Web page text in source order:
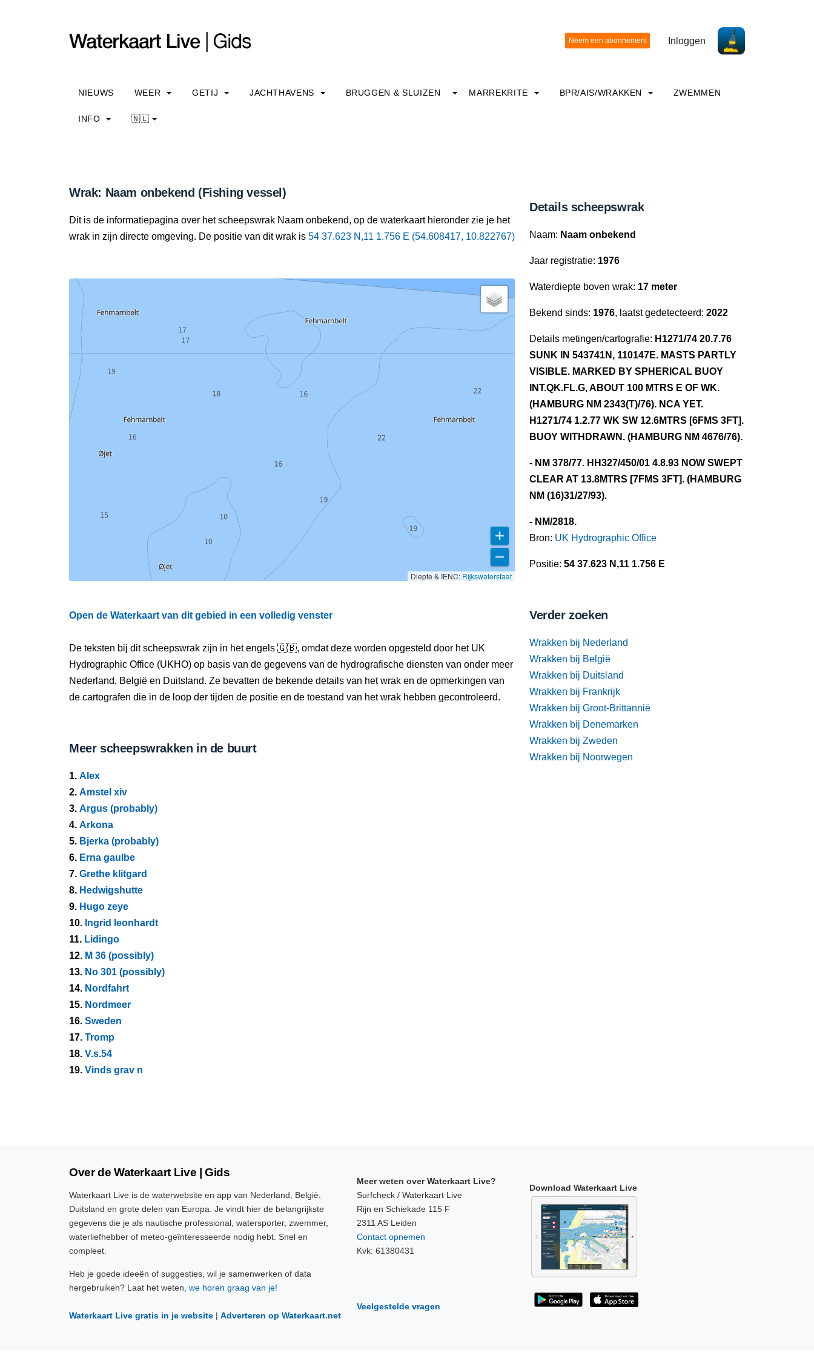
Inloggen
NIEUWS WEER GETIJ JACHTHAVENS BRUGGEN & SLUIZEN MARREKRITE BPR/AIS/WRAKKEN ZWEMMEN
INFO 🇳🇱
Wrak: Naam onbekend (Fishing vessel)
Dit is de informatiepagina over het scheepswrak Naam onbekend, op de waterkaart hieronder zie je het
wrak in zijn directe omgeving. De positie van dit wrak is 54 37.623 N,11 1.756 E (54.608417, 10.822767)
Diepte & IENC: Rijkswaterstaat
Open de Waterkaart van dit gebied in een volledig venster
De teksten bij dit scheepswrak zijn in het engels 🇬🇧, omdat deze worden opgesteld door het UK
Hydrographic Office (UKHO) op basis van de gegevens van de hydrografische diensten van onder meer
Nederland, België en Duitsland. Ze bevatten de bekende details van het wrak en de opmerkingen van
de cartografen die in de loop der tijden de positie en de toestand van het wrak hebben gecontroleerd.
Meer scheepswrakken in de buurt
1. Alex
2. Amstel xiv
3. Argus (probably)
4. Arkona
5. Bjerka (probably)
6. Erna gaulbe
7. Grethe klitgard
8. Hedwigshutte
9. Hugo zeye
10. Ingrid leonhardt
11. Lidingo
12. M 36 (possibly)
13. No 301 (possibly)
14. Nordfahrt
15. Nordmeer
16. Sweden
17. Tromp
18. V.s.54
19. Vinds grav n
Details scheepswrak
Naam: Naam onbekend
Jaar registratie: 1976
Waterdiepte boven wrak: 17 meter
Bekend sinds: 1976, laatst gedetecteerd: 2022
Details metingen/cartografie: H1271/74 20.7.76
SUNK IN 543741N, 110147E. MASTS PARTLY
VISIBLE. MARKED BY SPHERICAL BUOY
INT.QK.FL.G, ABOUT 100 MTRS E OF WK.
(HAMBURG NM 2343(T)/76). NCA YET.
H1271/74 1.2.77 WK SW 12.6MTRS [6FMS 3FT].
BUOY WITHDRAWN. (HAMBURG NM 4676/76).
- NM 378/77. HH327/450/01 4.8.93 NOW SWEPT
CLEAR AT 13.8MTRS [7FMS 3FT]. (HAMBURG
NM (16)31/27/93).
- NM/2818.
Bron: UK Hydrographic Office
Positie: 54 37.623 N,11 1.756 E
Verder zoeken
Wrakken bij Nederland
Wrakken bij België
Wrakken bij Duitsland
Wrakken bij Frankrijk
Wrakken bij Groot-Brittannië
Wrakken bij Denemarken
Wrakken bij Zweden
Wrakken bij Noorwegen
Over de Waterkaart Live | Gids
Waterkaart Live is de waterwebsite en app van Nederland, België,
Duitsland en grote delen van Europa. Je vindt hier de belangrijkste
gegevens die je als nautische professional, watersporter, zwemmer,
waterliefhebber of meteo-geïnteresseerde nodig hebt. Snel en
compleet.
Heb je goede ideeën of suggesties, wil je samenwerken of data
hergebruiken? Laat het weten, we horen graag van je!
Waterkaart Live gratis in je website | Adverteren op Waterkaart.net
Meer weten over Waterkaart Live?
Surfcheck / Waterkaart Live
Rijn en Schiekade 115 F
2311 AS Leiden
Contact opnemen
Kvk: 61380431
Veelgestelde vragen
Download Waterkaart Live